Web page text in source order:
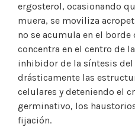
ergosterol, ocasionando
muera, se moviliza
no se acumula en el borde
concentra en el centro de
inhibidor de la síntesis
drásticamente las
celulares y deteniendo el
germinativo, los
fijación.